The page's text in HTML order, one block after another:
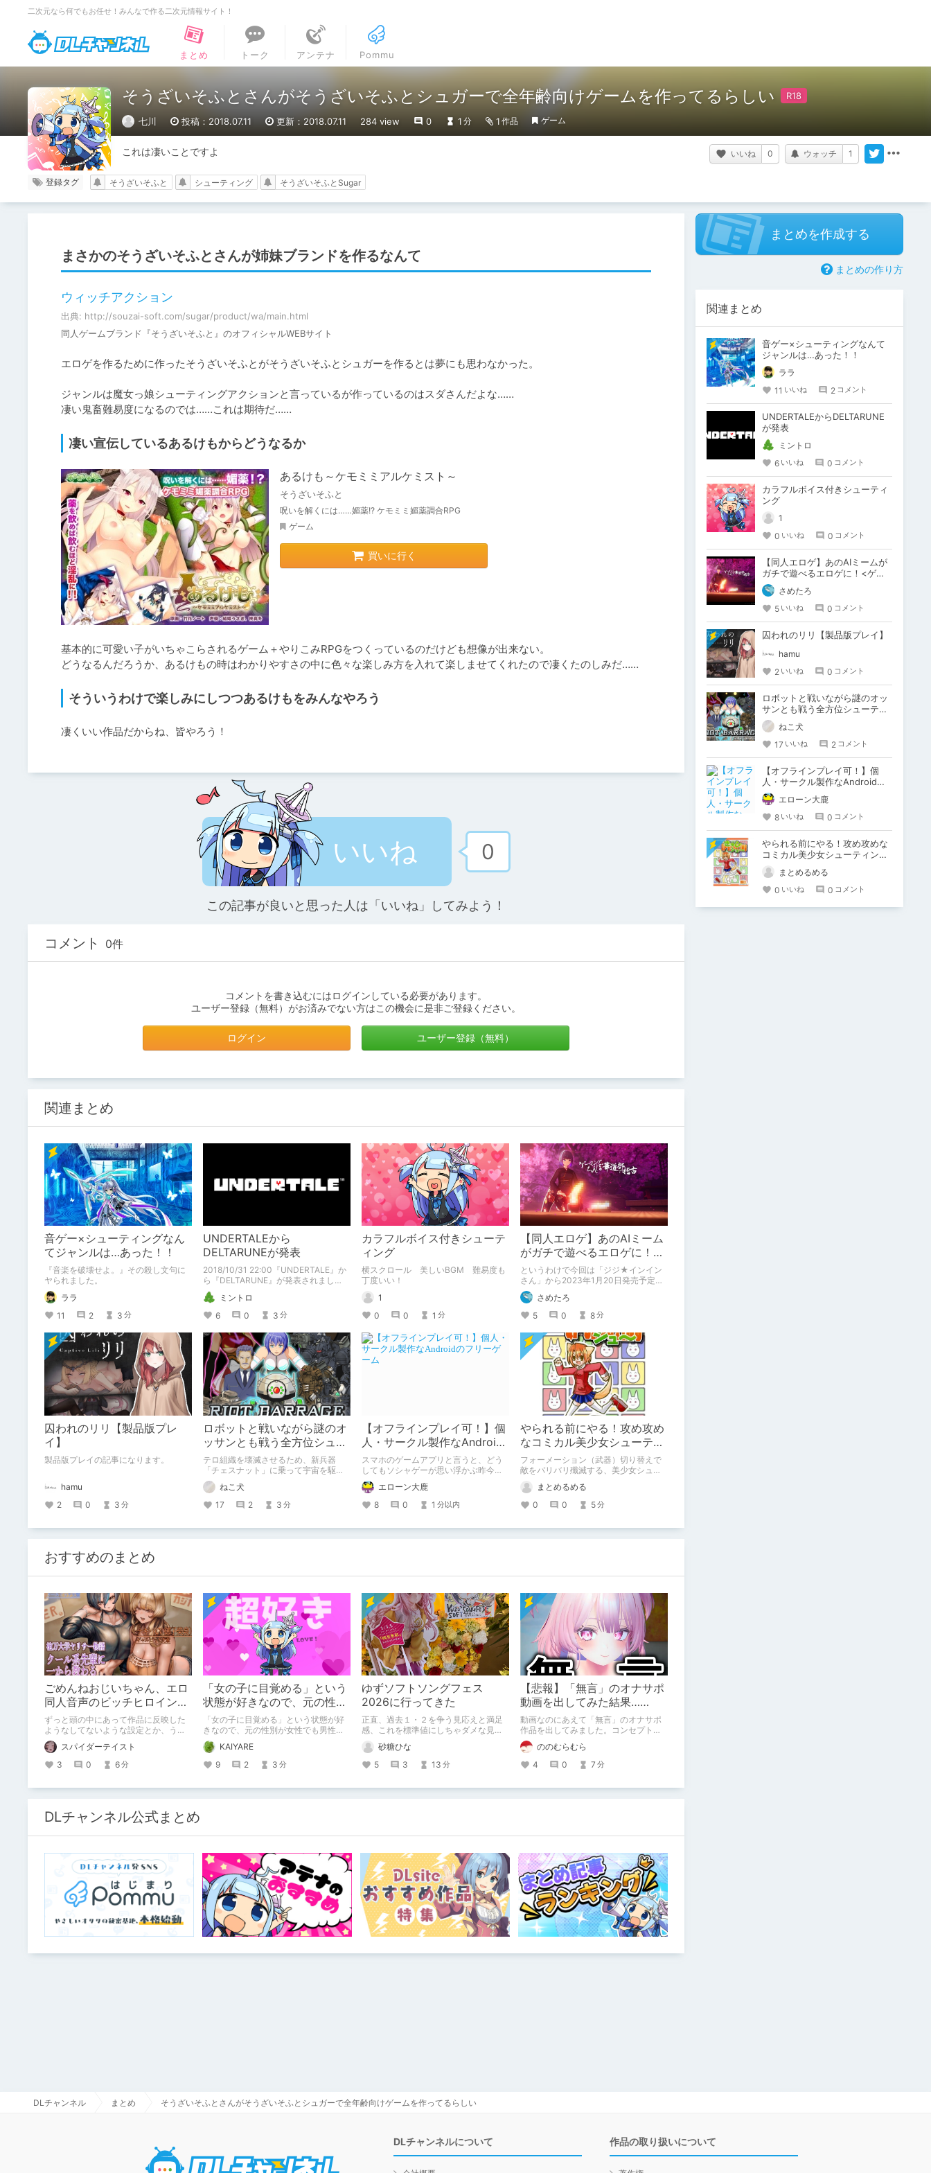
二次元なら何でもお任せ！みんなで作る二次元情報サイト！
DLチャンネル
まとめ
トーク アンテナ Pommu
そうざいそふとさんがそうざいそふとシュガーで全年齢向けゲームを作ってるらしい
七川 投稿：2018.07.11 更新：2018.07.11 284 view 0 1 分 1 作品 ゲーム
これは凄いことですよ いいね 0 ウォッチ 1
登録タグ そうざいそふと シューティング そうざいそふとSugar
まさかのそうざいそふとさんが姉妹ブランドを作るなんて
ウィッチアクション
出典: http://souzai-soft.com/sugar/product/wa/main.html
同人ゲームブランド『そうざいそふと』のオフィシャルWEBサイト
エロゲを作るために作ったそうざいそふとがそうざいそふとシュガーを作るとは夢にも思わなかった。
ジャンルは魔女っ娘シューティングアクションと言っているが作っているのはスダさんだよな……
凄い鬼畜難易度になるのでは……これは期待だ……
凄い宣伝しているあるけもからどうなるか
あるけも～ケモミミアルケミスト～
そうざいそふと
呪いを解くには……媚薬!? ケモミミ媚薬調合RPG
ゲーム
買いに行く
基本的に可愛い子がいちゃこらされるゲーム＋やりこみRPGをつくっているのだけども想像が出来ない。
どうなるんだろうか、あるけもの時はわかりやすさの中に色々な楽しみ方を入れて楽しませてくれたので凄くたのしみだ……
そういうわけで楽しみにしつつあるけもをみんなやろう
凄くいい作品だからね、皆やろう！
いいね 0
この記事が良いと思った人は「いいね」してみよう！
コメント 0件
コメントを書き込むにはログインしている必要があります。
ユーザー登録（無料）がお済みでない方はこの機会に是非ご登録ください。
ログイン ユーザー登録（無料）
関連まとめ
音ゲー×シューティングなん
てジャンルは…あった！！
『音楽を破壊せよ。』その殺し文句に
ヤられました。
ララ
11
2 3 分
UNDERTALEから
DELTARUNEが発表
2018/10/31 22:00『UNDERTALE』か
ら『DELTARUNE』が発表されまし
た。 UNDERTALEプレイ者向けのゲー
ムなので、ここではUNDERTALEをご
紹介申し上げます。
ミントロ
6
0 3 分
カラフルボイス付きシューテ
ィング
横スクロール 美しいBGM 難易度も
丁度いい！
1
0
0 1 分
【同人エロゲ】あのAIミーム
がガチで遊べるエロゲに！<
ゲーミングちんぽ華道部の稽
古>！
というわけで今回は「ジジ★インイン
さん」から2023年1月20日発売予定の
「ゲーミングちんぽ華道部の稽古」に
つきまして、体験版をプレイした感想
やゲームの内容など、いくつか情報を
まとめてご紹介させていただきたいと
思います！
さめたろ
5
0 8分
囚われのリリ【製品版プレ
イ】
製品版プレイの記事になります。
hamu
2
0 3 分
ロボットと戦いながら謎のオ
ッサンとも戦う全方位シュー
ティング『RIOT BARRAGE』
が斬新すぎた
テロ組織を壊滅させるため、新兵器
「チェスナット」に乗って宇宙を駆け
る！ 従来の宇宙戦闘に、謎のオッサ
ンが侵入してくるという、まったく新
しい要素を加えた全方位シューティン
グが……謎のオッサンが侵入してくる
ねこ犬
17
2 3 分
【オフラインプレイ可！】個
人・サークル製作なAndroid
のフリーゲーム
スマホのゲームアプリと言うと、どう
してもソシャゲーが思い浮かぶ昨今。
ではありますが、実際のところ、結構
有名どころの個人製作者・サークルさ
んが無料ゲームを出していたりしま
す。 ここでは、個人的にオススメな
す。
エローン大鹿
8
0 1 分以内
やられる前にやる！攻め攻め
なコミカル美少女シューティ
ング「きゅぴシュ～」
フォーメーション（武器）切り替えで
敵をバリバリ殲滅する、美少女シュー
紹介です。
まとめるめる
0
0 5分
おすすめのまとめ
ごめんねおじいちゃん、エロ
同人音声のビッチヒロインに
名前使って～過去作品コンセ
プトを思い出そう～
ずっと頭の中にあって作品に反映した
ようなしてないような設定とか、うち
のヒロイン達の名づけの法則とかを頭
の中の映●研の金●さんに「そこにあ
っちゃいけねえんだよ」といわれたの
でとりあえず垂れ流します。
スパイダーテイスト
3
0 6分
「女の子に目覚める」という
状態が好きなので、元の性別
が女性でも男性でも問題ない
話
「女の子に目覚める」という状態が好
きなので、元の性別が女性でも男性で
も問題ない話
KAIYARE
9
2 3 分
ゆずソフトソングフェス
2026に行ってきた
正直、過去１・２を争う見応えと満足
感、これを標準値にしちゃダメな見本
砂糖ひな
5
3 13 分
【悲報】「無言」のオナサポ
動画を出してみた結果……
動画なのにあえて「無言」のオナサポ
作品を出してみました。コンセプト通
りのものは作れたのですが、肝心の売
上がね……
ののむらむら
4
0 7 分
DLチャンネル公式まとめ
まとめを作成する
まとめの作り方
関連まとめ
音ゲー×シューティングなんて
ジャンルは…あった！！
ララ
11 いいね 2 コメント
UNDERTALEからDELTARUNE
が発表
ミントロ
6 いいね 0 コメント
カラフルボイス付きシューティ
ング
1
0 いいね 0 コメント
【同人エロゲ】あのAIミームが
ガチで遊べるエロゲに！<ゲー
ミングちんぽ華道部の稽古>！
さめたろ
5 いいね 0 コメント
囚われのリリ【製品版プレイ】
hamu
2 いいね 0 コメント
ロボットと戦いながら謎のオッ
サンとも戦う全方位シューティ
ング『RIOT BARRAGE』が斬新
すぎたねこ犬
17 いいね 2 コメント
【オフラインプレイ可！】個
人・サークル製作なAndroidの
フリーゲーム
エローン大鹿
8 いいね 0 コメント
やられる前にやる！攻め攻めな
コミカル美少女シューティング
「きゅぴシュ～」
まとめるめる
0 いいね 0 コメント
DLチャンネル まとめ そうざいそふとさんがそうざいそふとシュガーで全年齢向けゲームを作ってるらしい
DLチャンネル
DLチャンネルについて 作品の取り扱いについて